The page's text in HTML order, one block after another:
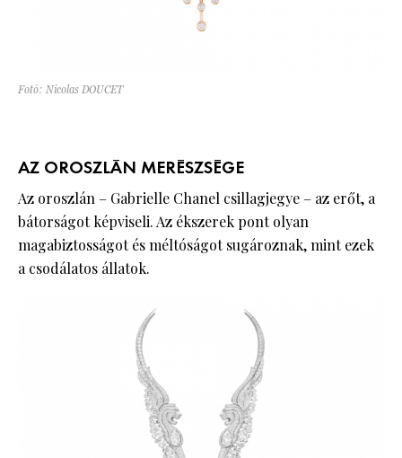
Fotó: Nicolas DOUCET
AZ OROSZLÁN MERÉSZSÉGE
Az oroszlán – Gabrielle Chanel csillagjegye – az erőt, a
bátorságot képviseli. Az ékszerek pont olyan
magabiztosságot és méltóságot sugároznak, mint ezek
a csodálatos állatok.